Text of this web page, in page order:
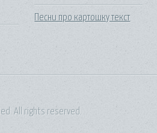
Песни про картошку текст
All rights reserved.